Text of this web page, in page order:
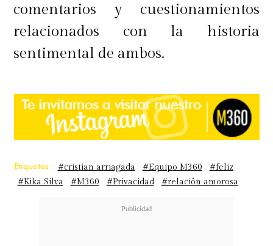
comentarios y cuestionamientos
relacionados con la historia
sentimental de ambos.
Etiquetas : #cristian arriagada #Equipo M360
#feliz
#Kika Silva
#M360 #Privacidad #relación amorosa